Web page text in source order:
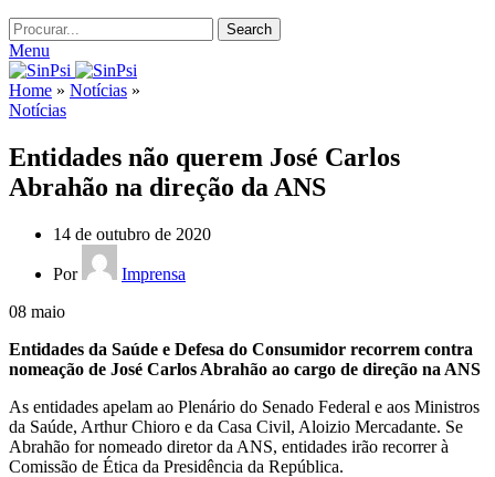
Search
Menu
Home » Notícias »
Notícias
Entidades não querem José Carlos
Abrahão na direção da ANS
14 de outubro de 2020
Por
Imprensa
08 maio
Entidades da Saúde e Defesa do Consumidor recorrem contra
nomeação de José Carlos Abrahão ao cargo de direção na ANS
As entidades apelam ao Plenário do Senado Federal e aos Ministros
da Saúde, Arthur Chioro e da Casa Civil, Aloizio Mercadante. Se
Abrahão for nomeado diretor da ANS, entidades irão recorrer à
Comissão de Ética da Presidência da República.